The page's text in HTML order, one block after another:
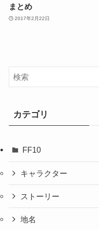
まとめ
2017年2月22日
カテゴリ
FF10
キャラクター
ストーリー
地名